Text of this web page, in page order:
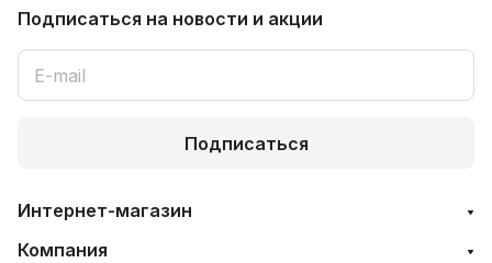
Подписаться на новости и акции
Подписаться
Интернет-магазин
Компания